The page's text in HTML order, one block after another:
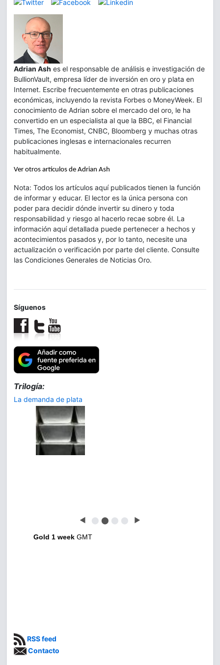
Adrian Ash es el responsable de análisis e investigación de
BullionVault, empresa líder de inversión en oro y plata en
Internet. Escribe frecuentemente en otras publicaciones
económicas, incluyendo la revista Forbes o MoneyWeek. El
conocimiento de Adrian sobre el mercado del oro, le ha
convertido en un especialista al que la BBC, el Financial
Times, The Economist, CNBC, Bloomberg y muchas otras
publicaciones inglesas e internacionales recurren
habitualmente.
Ver otros artículos de Adrian Ash
Nota: Todos los artículos aquí publicados tienen la función
de informar y educar. El lector es la única persona con
poder para decidir dónde invertir su dinero y toda
responsabilidad y riesgo al hacerlo recae sobre él. La
información aquí detallada puede pertenecer a hechos y
acontecimientos pasados y, por lo tanto, necesite una
actualización o verificación por parte del cliente. Consulte
las Condiciones Generales de Noticias Oro.
Síguenos
Trilogía:
La demanda de plata
◀ ⬤ ⬤ ⬤ ⬤ ▶
Gold 1 week GMT
RSS feed
Contacto